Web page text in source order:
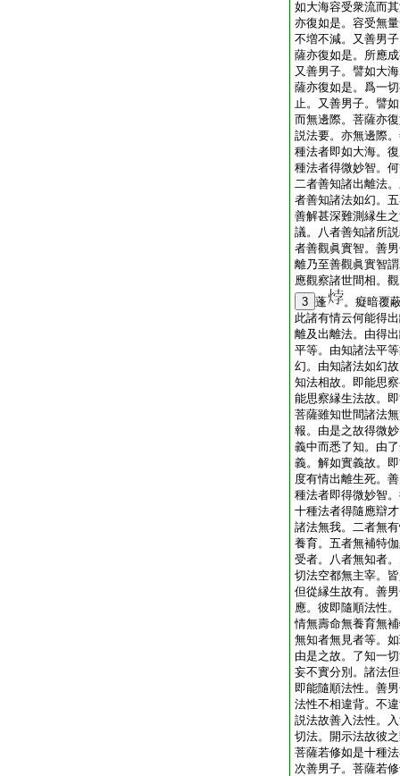
如大海容受衆流而
亦復如是。容受無
不増不減。又善男
薩亦復如是。所應
又善男子。譬如大
薩亦復如是。爲一
止。又善男子。譬
而無邊際。菩薩亦
説法要。亦無邊際
種法者即如大海。
種法者得微妙智。
二者善知諸出離法
者善知諸法如幻。
善解甚深難測縁生
議。八者善知諸所
者善觀眞實智。善
離乃至善觀眞實智
應觀察諸世間相。
3 蓬
。癡暗覆
此諸有情云何能得
離及出離法。由得
平等。由知諸法平
幻。由知諸法如幻
知法相故。即能思
能思察縁生法故。
菩薩雖知世間諸法
報。由是之故得微
義中而悉了知。由
義。解如實義故。
度有情出離生死。
種法者即得微妙智
十種法者得隨應辯
諸法無我。二者無
養育。五者無補特
受者。八者無知者
切法空都無主宰。
但從縁生故有。善
應。彼即隨順法性
情無壽命無養育無
無知者無見者等。
由是之故。了知一
妄不實分別。諸法
即能隨順法性。善
法性不相違背。不
説法故善入法性。
切法。開示法故彼
菩薩若修如是十種
次善男子。菩薩若